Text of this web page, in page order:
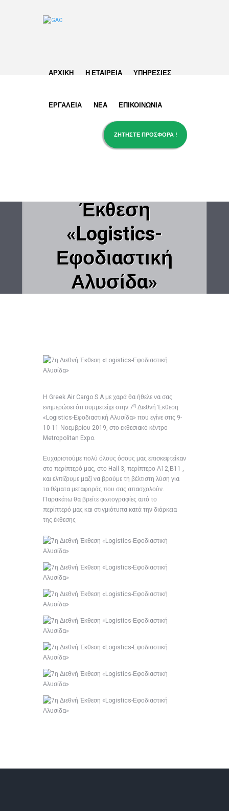
ΑΡΧΙΚΗ Η ΕΤΑΙΡΕΙΑ ΥΠΗΡΕΣΙΕΣ
ΕΡΓΑΛΕΙΑ ΝΕΑ ΕΠΙΚΟΙΝΩΝΙΑ
ΖΗΤΗΣΤΕ ΠΡΟΣΦΟΡΑ !
Έκθεση
«Logistics-
Εφοδιαστική
Αλυσίδα»
Η Greek Air Cargo S.A με χαρά θα ήθελε να σας
ενημερώσει ότι συμμετείχε στην 7η Διεθνή Έκθεση
«Logistics-Εφοδιαστική Αλυσίδα» που εγίνε στις 9-
10-11 Νοεμβρίου 2019, στο εκθεσιακό κέντρο
Metropolitan Expo.
Ευχαριστούμε πολύ όλους όσους μας επισκεφτείκαν
στο περίπτερό μας, στο Hall 3, περίπτερο Α12,Β11 ,
και ελπίζουμε μαζί να βρούμε τη βέλτιστη λύση για
τα θέματα μεταφοράς που σας απασχολούν.
Παρακάτω θα βρείτε φωτογραφίες από το
περίπτερό μας και στιγμιότυπα κατά την διάρκεια
της έκθεσης